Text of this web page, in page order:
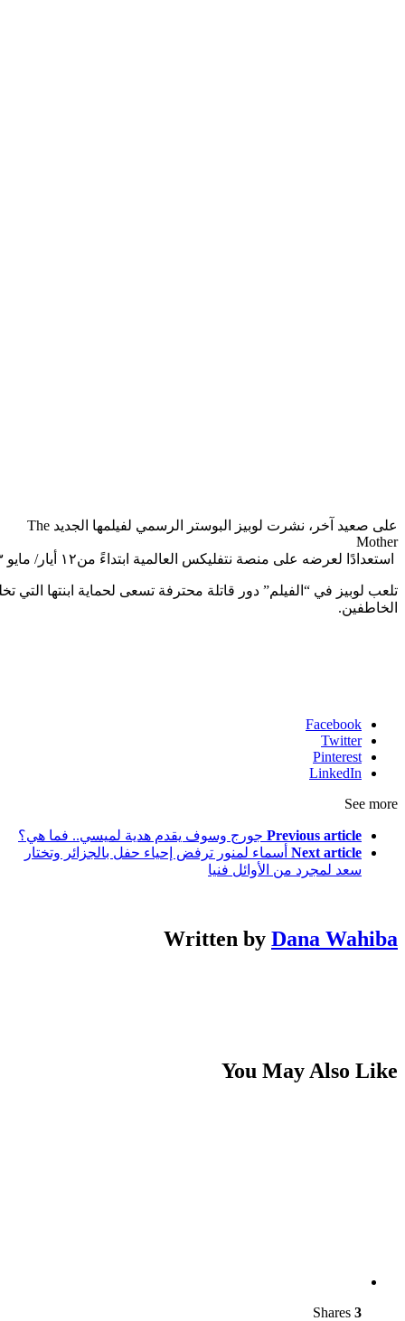
على صعيد آخر، نشرت لوبيز البوستر الرسمي لفيلمها الجديد The
Mother
استعدادًا لعرضه على منصة نتفليكس العالمية ابتداءً من١٢ أيار/ مايو ٢٠٢٣.
تلعب لوبيز في “الفيلم” دور قاتلة محترفة تسعى لحماية ابنتها
الخاطفين.
Facebook
Twitter
Pinterest
LinkedIn
See more
Previous article جورج وسوف يقدم هدية لميسي.. فما هي؟
Next article أسماء لمنور ترفض إحياء حفل بالجزائر وتختار
سعد لمجرد من الأوائل فنيا
Written by Dana Wahiba
You May Also Like
3